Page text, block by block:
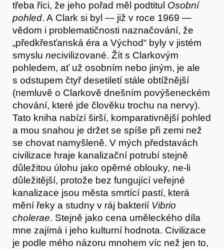
třeba říci, že jeho pořad měl podtitul Osobní
pohled. A Clark si byl — již v roce 1969 —
vědom i problematičnosti naznačování, že
„předkřesťanská éra a Východ“ byly v jistém
smyslu necivilizované. Žít s Clarkovým
pohledem, ať už osobním nebo jiným, je ale
s odstupem čtyř desetiletí stále obtížnější
(nemluvě o Clarkově dnešním povýšeneckém
chování, které jde člověku trochu na nervy).
Tato kniha nabízí širší, komparativnější pohled
a mou snahou je držet se spíše při zemi než
se chovat namyšleně. V mých představách
civilizace hraje kanalizační potrubí stejně
důležitou úlohu jako opěrné oblouky, ne-li
důležitější, protože bez fungující veřejné
kanalizace jsou města smrtící pastí, která
mění řeky a studny v ráj bakterií Vibrio
cholerae. Stejně jako cena uměleckého díla
mne zajímá i jeho kulturní hodnota. Civilizace
je podle mého názoru mnohem víc než jen to,